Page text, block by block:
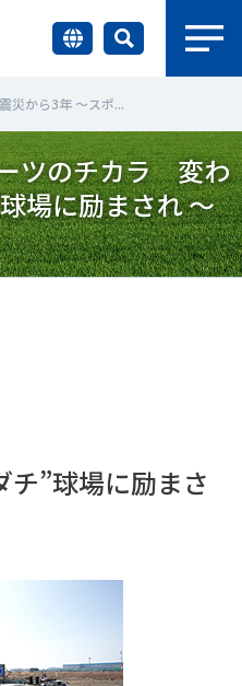
報
紹介
研究
ス
か ＃部活動
本人の身体活動と健康寿命
震災から3年 ～スポ...
ツのチカラ 変わ
場に励まされ ～
チ”球場に励まさ